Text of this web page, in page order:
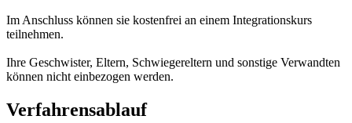
Im Anschluss können sie kostenfrei an einem Integrationskurs
teilnehmen.
Ihre Geschwister, Eltern, Schwiegereltern und sonstige Verwandten
können nicht einbezogen werden.
Verfahrensablauf